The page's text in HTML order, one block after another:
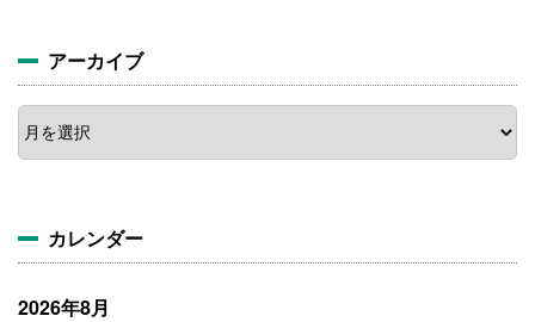
アーカイブ
ア
ー
カ
カレンダー
2026年8月